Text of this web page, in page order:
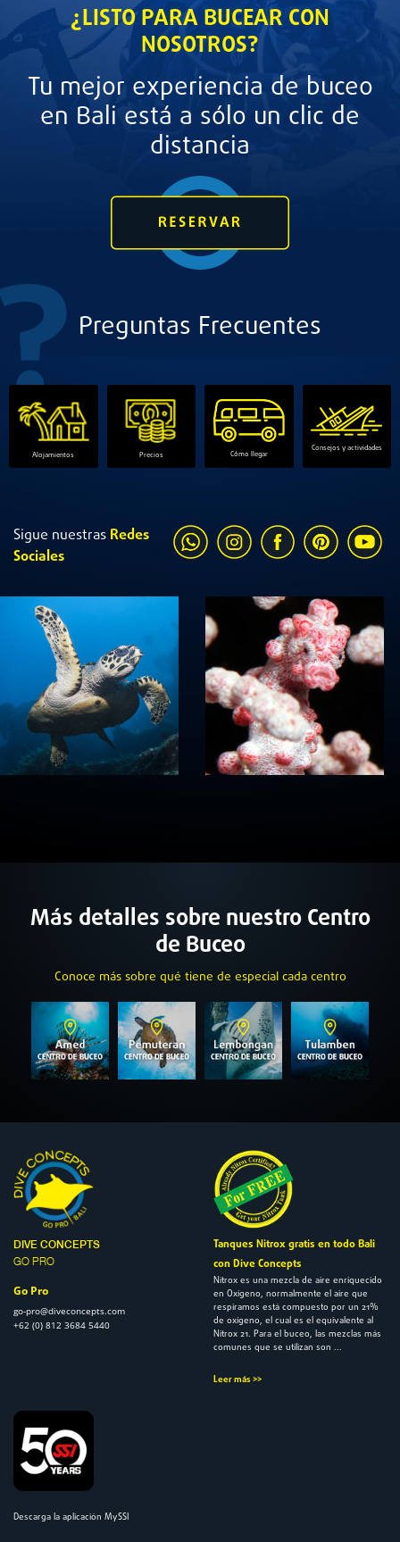
¿LISTO PARA BUCEAR CON
NOSOTROS?
Tu mejor experiencia de buceo
en Bali está a sólo un clic de
distancia
Preguntas Frecuentes
Alojamientos Precios Cómo llegar
Consejos y actividades
Sigue nuestras Redes
Sociales
Más detalles sobre nuestro Centro
de Buceo
Conoce más sobre qué tiene de especial cada centro
DIVE CONCEPTS
GO PRO
Go Pro
go-pro@diveconcepts.com
+62 (0) 812 3684 5440
Tanques Nitrox gratis en todo Bali
con Dive Concepts
Nitrox es una mezcla de aire enriquecido
en Oxígeno, normalmente el aire que
respiramos está compuesto por un 21%
de oxígeno, el cual es el equivalente al
Nitrox 21. Para el buceo, las mezclas más
comunes que se utilizan son ...
Leer más >>
Descarga la aplicación MySSI